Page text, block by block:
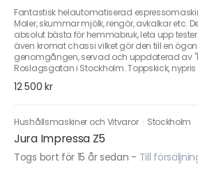
Fantastisk helautomatiserad
Maler, skummar mjölk, rengör, avkalkar etc.
absolut bästa för hemmabruk, leta upp
även kromat chassi vilket gör den till en
genomgången, servad och uppdaterad av
Roslagsgatan i Stockholm. Toppskick, nypris
12 500 kr
Hushållsmaskiner och Vitvaror · Stockholm
Jura Impressa Z5
Togs bort för 15 år sedan - Till